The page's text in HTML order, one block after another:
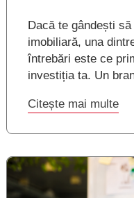
Dacă te gândești
imobiliară, una
întrebări este ce
investiția ta. Un
Citește mai multe